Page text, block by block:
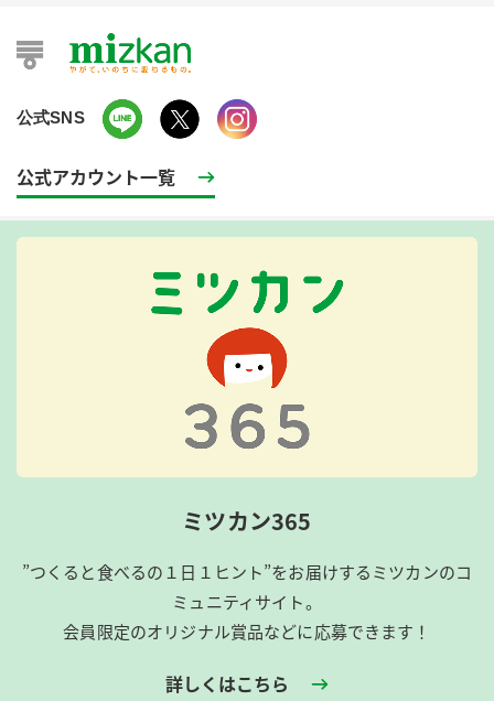
公式SNS
公式アカウント一覧
ミツカン365
”つくると食べるの１日１ヒント”をお届けするミツカンのコ
ミュニティサイト。
会員限定のオリジナル賞品などに応募できます！
詳しくはこちら